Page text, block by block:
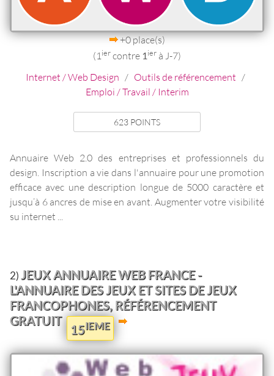
+0 place(s)
(1 iercontre 1ier à J-7)
Internet / Web Design / Outils de référencement /
Emploi / Travail / Interim
623 POINTS
Annuaire Web 2.0 des entreprises et professionnels du
design. Inscription a vie dans l'annuaire pour une promotion
efficace avec une description longue de 5000 caractère et
jusqu’à 6 ancres de mise en avant. Augmenter votre visibilité
su internet ...
2) JEUX ANNUAIRE WEB FRANCE -
L'ANNUAIRE DES JEUX ET SITES DE JEUX
FRANCOPHONES, RÉFÉRENCEMENT
GRATUIT
15IEME